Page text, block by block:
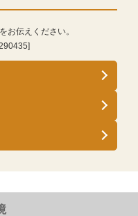
お伝えください。
]